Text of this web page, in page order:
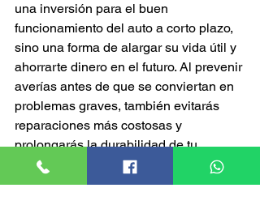
una inversión para el buen
funcionamiento del auto a corto plazo,
sino una forma de alargar su vida útil y
ahorrarte dinero en el futuro. Al prevenir
averías antes de que se conviertan en
problemas graves, también evitarás
reparaciones más costosas y
prolongarás la durabilidad de tu
vehículo. No esperes a que el desgaste
se vuelva un problema mayor; visítanos